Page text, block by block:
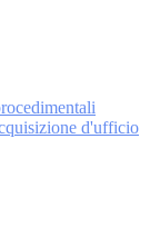
d'ufficio